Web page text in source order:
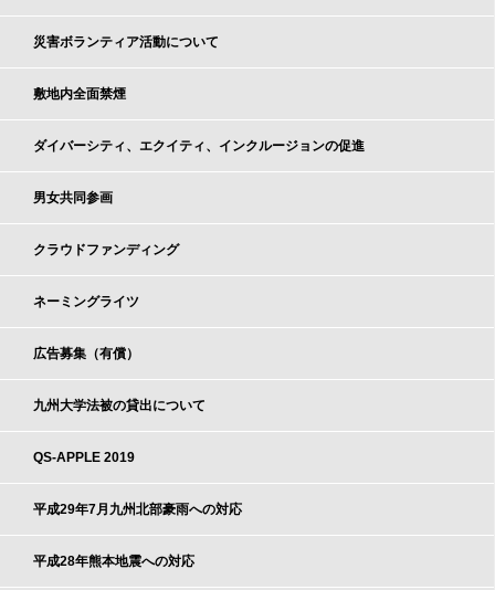
災害ボランティア活動について
敷地内全面禁煙
ダイバーシティ、エクイティ、インクルージョンの促進
男女共同参画
クラウドファンディング
ネーミングライツ
広告募集（有償）
九州大学法被の貸出について
QS-APPLE 2019
平成29年7月九州北部豪雨への対応
平成28年熊本地震への対応